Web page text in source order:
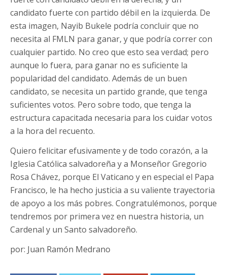
candidato fuerte con partido débil en la izquierda. De
esta imagen, Nayib Bukele podría concluir que no
necesita al FMLN para ganar, y que podría correr con
cualquier partido. No creo que esto sea verdad; pero
aunque lo fuera, para ganar no es suficiente la
popularidad del candidato. Además de un buen
candidato, se necesita un partido grande, que tenga
suficientes votos. Pero sobre todo, que tenga la
estructura capacitada necesaria para los cuidar votos
a la hora del recuento.
Quiero felicitar efusivamente y de todo corazón, a la
Iglesia Católica salvadoreña y a Monseñor Gregorio
Rosa Chávez, porque El Vaticano y en especial el Papa
Francisco, le ha hecho justicia a su valiente trayectoria
de apoyo a los más pobres. Congratulémonos, porque
tendremos por primera vez en nuestra historia, un
Cardenal y un Santo salvadoreño.
por: Juan Ramón Medrano